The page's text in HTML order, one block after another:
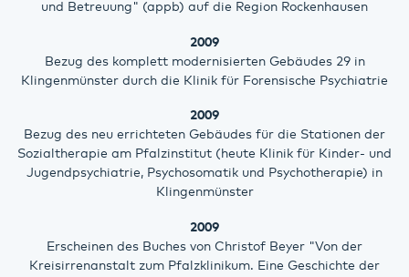
und Betreuung" (appb) auf die Region Rockenhausen
2009
Bezug des komplett modernisierten Gebäudes 29 in
Klingenmünster durch die Klinik für Forensische Psychiatrie
2009
Bezug des neu errichteten Gebäudes für die Stationen der
Sozialtherapie am Pfalzinstitut (heute Klinik für Kinder- und
Jugendpsychiatrie, Psychosomatik und Psychotherapie) in
Klingenmünster
2009
Erscheinen des Buches von Christof Beyer "Von der
Kreisirrenanstalt zum Pfalzklinikum. Eine Geschichte der